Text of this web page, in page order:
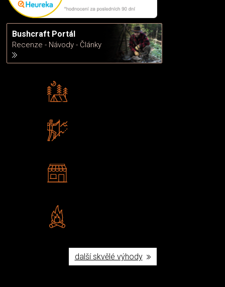
Bushcraft Portál
Recenze - Návody - Články
další skvělé výhody